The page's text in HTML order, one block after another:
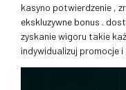
kasyno potwierdzenie ,
ekskluzywne bonus .
zyskanie wigoru takie
indywidualizuj promocje